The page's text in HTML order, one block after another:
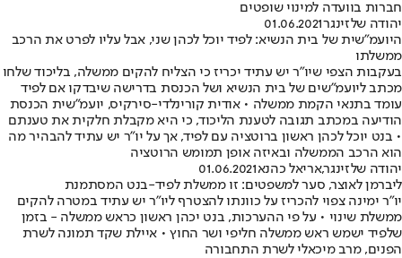
חברות בוועדה למינוי שופטים
יהודה שלזינגר01.06.2021
היועמ"שית של בית הנשיא: לפיד יוכל לכהן שני, אבל עליו לפרט את הרכב
ממשלתו
בעקבות הצפי שיו"ר יש עתיד יכריז כי הצליח להקים ממשלה, בליכוד שלחו
מכתב ליועמ"שים של בית הנשיא ושל הכנסת בדרישה שיבדקו אם לפיד
עומד בתנאי הקמת ממשלה • אודית קורינלדי-סירקיס, יועמ"שית הכנסת
הודיעה במכתב תגובה לטענת הליכוד, כי היא מקבלת חלקית את טענתם
• בנט יוכל לכהן ראשון ברוטציה עם לפיד, אך על יו"ר יש עתיד להבהיר מה
הוא הרכב הממשלה ובאיזה אופן תמומש הרוטציה
יהודה שלזינגר,אריאל כהנא01.06.2021
ליברמן לאוצר, סער למשפטים: זו ממשלת לפיד-בנט המסתמנת
יו"ר ימינה צפוי להכריז על כוונתו להצטרף ליו"ר יש עתיד במטרה להקים
ממשלת שינוי • על פי ההערכות, בנט יכהן ראשון כראש ממשלה - בזמן
שלפיד ישמש ראש ממשלה חליפי ושר החוץ • איילת שקד תמונה לשרת
הפנים, מרב מיכאלי לשרת התחבורה